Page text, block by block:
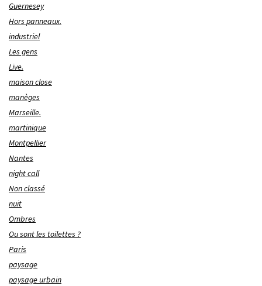
Guernesey
Hors panneaux.
industriel
Les gens
Live.
maison close
manèges
Marseille.
martinique
Montpellier
Nantes
night call
Non classé
nuit
Ombres
Ou sont les toilettes ?
Paris
paysage
paysage urbain